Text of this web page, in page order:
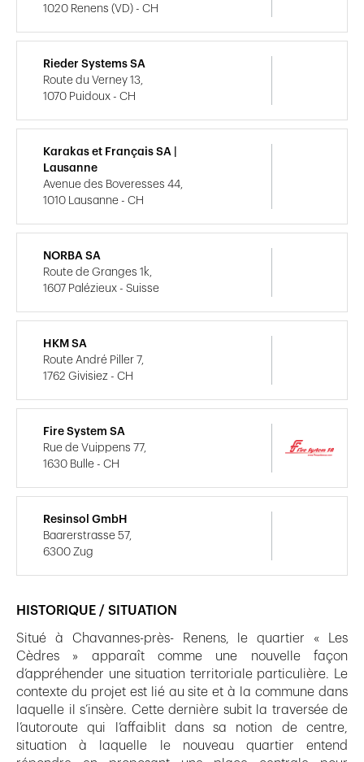
HISTORIQUE / SITUATION
Situé à Chavannes-près- Renens, le quartier « Les
Cèdres » apparaît comme une nouvelle façon
d’appréhender une situation territoriale particulière. Le
contexte du projet est lié au site et à la commune dans
laquelle il s’insère. Cette dernière subit la traversée de
l’autoroute qui l’affaiblit dans sa notion de centre,
situation à laquelle le nouveau quartier entend
1020 Renens (VD) - CH
Rieder Systems SA
Route du Verney 13,
1070 Puidoux - CH
Karakas et Français SA |
Lausanne
Avenue des Boveresses 44,
1010 Lausanne - CH
NORBA SA
Route de Granges 1k,
1607 Palézieux - Suisse
HKM SA
Route André Piller 7,
1762 Givisiez - CH
Fire System SA
Rue de Vuippens 77,
1630 Bulle - CH
Resinsol GmbH
Baarerstrasse 57,
6300 Zug